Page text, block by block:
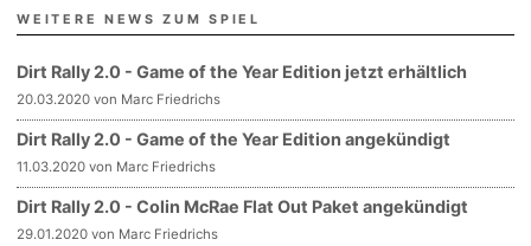
WEITERE NEWS ZUM SPIEL
Dirt Rally 2.0 - Game of the Year Edition jetzt erhältlich
20.03.2020 von Marc Friedrichs
Dirt Rally 2.0 - Game of the Year Edition angekündigt
11.03.2020 von Marc Friedrichs
Dirt Rally 2.0 - Colin McRae Flat Out Paket angekündigt
29.01.2020 von Marc Friedrichs